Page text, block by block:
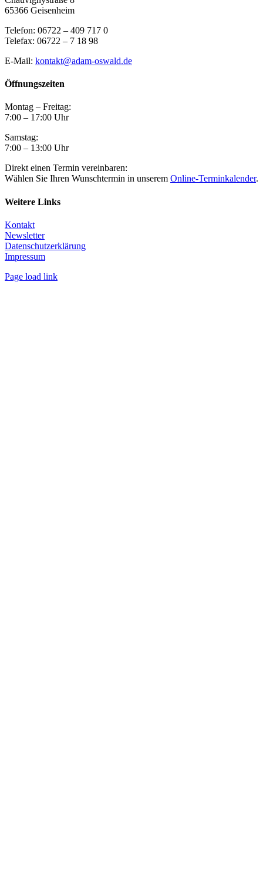
65366 Geisenheim
Telefon: 06722 – 409 717 0
Telefax: 06722 – 7 18 98
E-Mail: kontakt@adam-oswald.de
Öffnungszeiten
Montag – Freitag:
7:00 – 17:00 Uhr
Samstag:
7:00 – 13:00 Uhr
Direkt einen Termin vereinbaren:
Wählen Sie Ihren Wunschtermin in unserem Online-Terminkalender.
Weitere Links
Kontakt
Newsletter
Datenschutzerklärung
Impressum
Page load link